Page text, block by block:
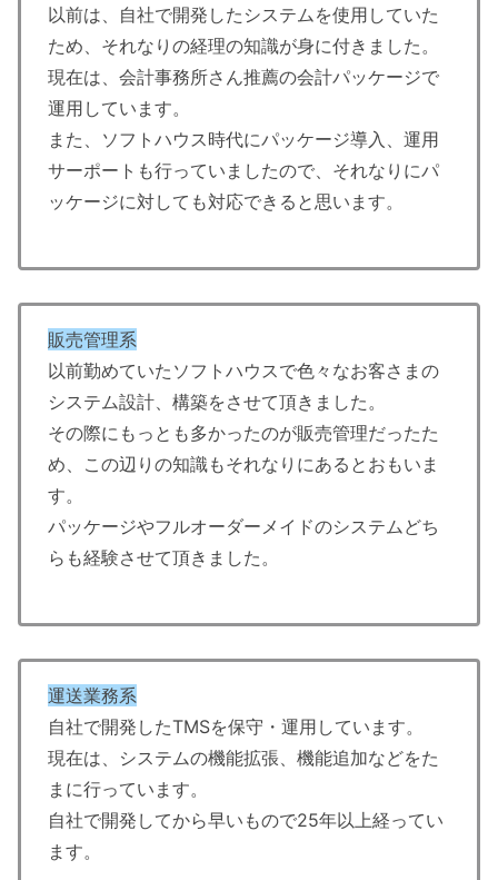
以前は、自社で開発したシステムを使用していた
ため、それなりの経理の知識が身に付きました。
現在は、会計事務所さん推薦の会計パッケージで
運用しています。
また、ソフトハウス時代にパッケージ導入、運用
サーポートも行っていましたので、それなりにパ
ッケージに対しても対応できると思います。
販売管理系
以前勤めていたソフトハウスで色々なお客さまの
システム設計、構築をさせて頂きました。
その際にもっとも多かったのが販売管理だったた
め、この辺りの知識もそれなりにあるとおもいま
す。
パッケージやフルオーダーメイドのシステムどち
らも経験させて頂きました。
運送業務系
自社で開発したTMSを保守・運用しています。
現在は、システムの機能拡張、機能追加などをた
まに行っています。
自社で開発してから早いもので25年以上経ってい
ます。